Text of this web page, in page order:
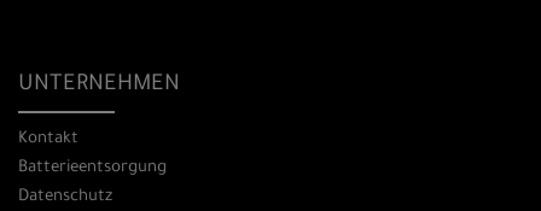
UNTERNEHMEN
Kontakt
Batterieentsorgung
Datenschutz